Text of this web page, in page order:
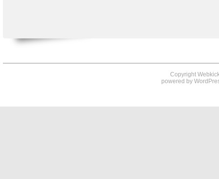
Copyright
powered by